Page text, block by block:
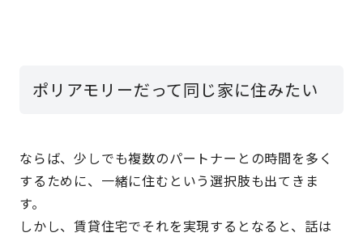
ポリアモリーだって同じ家に住みたい
ならば、少しでも複数のパートナーとの時間を多く
するために、一緒に住むという選択肢も出てきま
す。
しかし、賃貸住宅でそれを実現するとなると、話は